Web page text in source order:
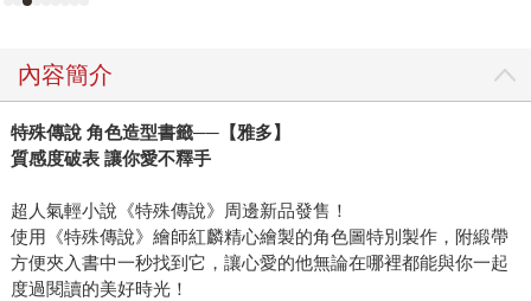
內容簡介
特殊傳說 角色造型書籤──【雅多】
質感度破表 讓你愛不釋手
超人氣輕小說《特殊傳說》周邊新品發售！
使用《特殊傳說》繪師紅麟精心繪製的角色圖特別製作，附緞帶
方便夾入書中一秒找到它，讓心愛的他無論在哪裡都能與你一起
度過閱讀的美好時光！